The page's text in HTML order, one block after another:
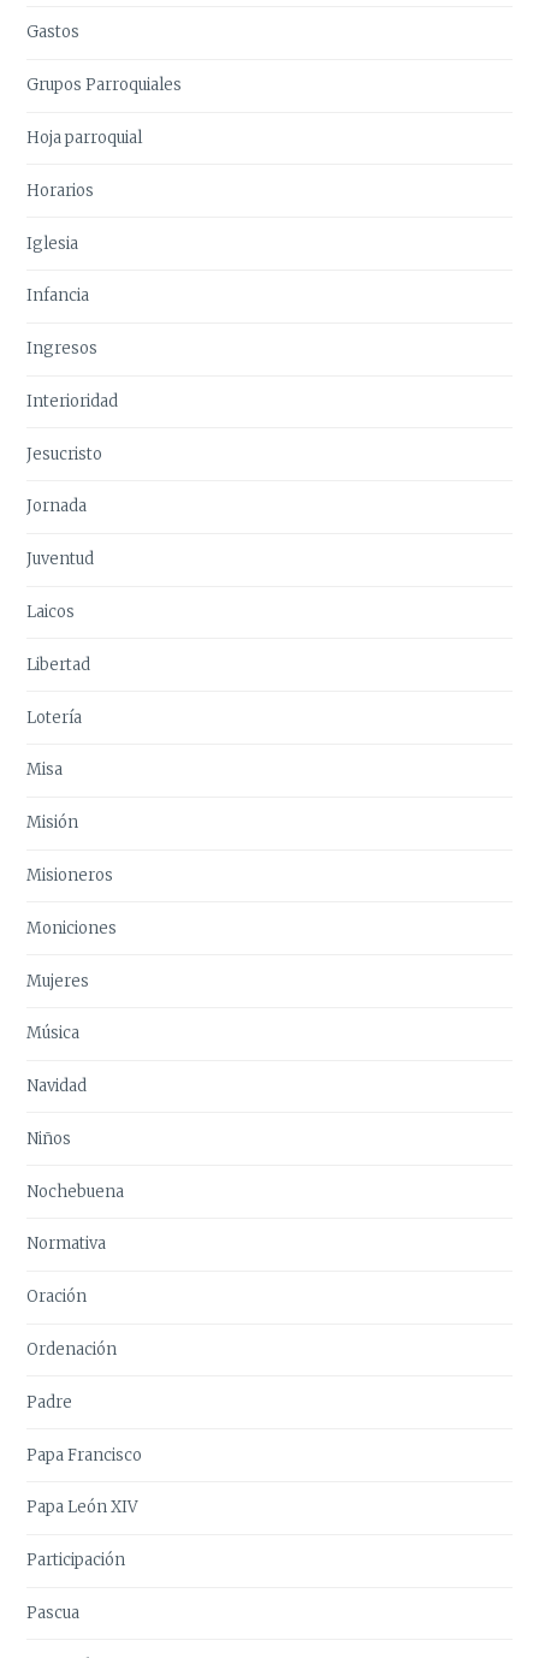
Gastos
Grupos Parroquiales
Hoja parroquial
Horarios
Iglesia
Infancia
Ingresos
Interioridad
Jesucristo
Jornada
Juventud
Laicos
Libertad
Lotería
Misa
Misión
Misioneros
Moniciones
Mujeres
Música
Navidad
Niños
Nochebuena
Normativa
Oración
Ordenación
Padre
Papa Francisco
Papa León XIV
Participación
Pascua